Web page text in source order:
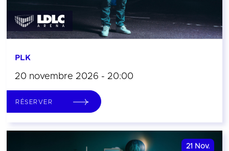
PLK
20 novembre 2026 - 20:00
RÉSERVER
21 Nov.